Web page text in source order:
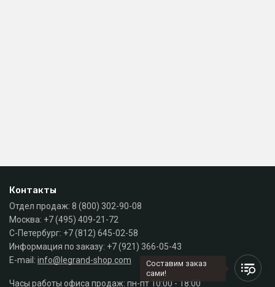
Контакты
Отдел продаж: 8 (800) 302-90-08
Москва: +7 (495) 409-21-72
С-Петербург: +7 (812) 645-02-58
Информация по заказу: +7 (921) 366-05-43
E-mail: info@legrand-shop.com
Часы работы офиса продаж: пн-пт 10:00 - 18:00
Составим заказ
сами!